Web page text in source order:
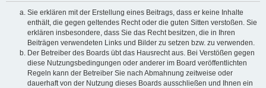
Sie erklären mit der Erstellung eines Beitrags, dass er keine Inhalte
enthält, die gegen geltendes Recht oder die guten Sitten verstoßen. Sie
erklären insbesondere, dass Sie das Recht besitzen, die in Ihren
Beiträgen verwendeten Links und Bilder zu setzen bzw. zu verwenden.
Der Betreiber des Boards übt das Hausrecht aus. Bei Verstößen gegen
diese Nutzungsbedingungen oder anderer im Board veröffentlichten
Regeln kann der Betreiber Sie nach Abmahnung zeitweise oder
dauerhaft von der Nutzung dieses Boards ausschließen und Ihnen ein